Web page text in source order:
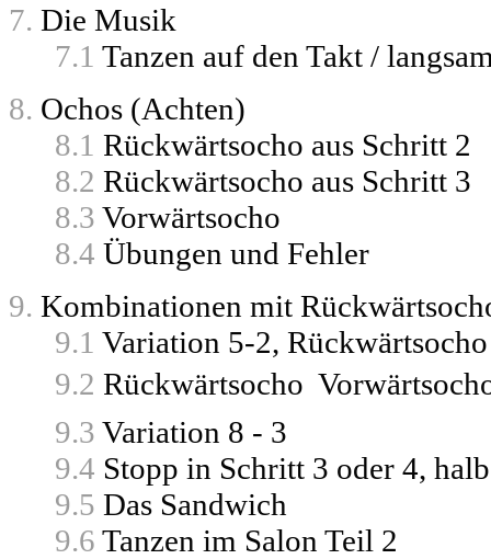
7. Die Musik
7.1 Tanzen auf den Takt /
8. Ochos (Achten)
8.1 Rückwärtsocho aus Schritt 2
8.2 Rückwärtsocho aus Schritt 3
8.3 Vorwärtsocho
8.4 Übungen und Fehler
9. Kombinationen mit
9.1 Variation 5-2, Rückwärtsocho
9.2 Rückwärtsocho 
9.3 Variation 8 - 3
9.4 Stopp in Schritt 3 oder 4,
9.5 Das Sandwich
9.6 Tanzen im Salon Teil 2